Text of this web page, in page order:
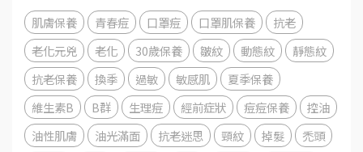
肌膚保養 青春痘 口罩痘 口罩肌保養
抗老
老化元兇
老化 30歲保養 皺紋 動態紋
靜態紋
抗老保養
換季 過敏 敏感肌
夏季保養
維生素B
B群 生理痘 經前症狀 痘痘保養
控油
油性肌膚
油光滿面 抗老迷思 頸紋 掉髮
禿頭